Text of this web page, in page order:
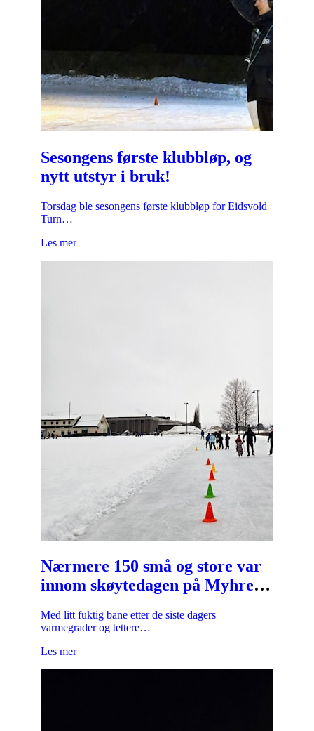
Sesongens første klubbløp, og
nytt utstyr i bruk!
Torsdag ble sesongens første klubbløp for Eidsvold
Turn…
Les mer
Nærmere 150 små og store var
innom skøytedagen på Myhrer
Med litt fuktig bane etter de siste dagers
varmegrader og tettere…
Les mer